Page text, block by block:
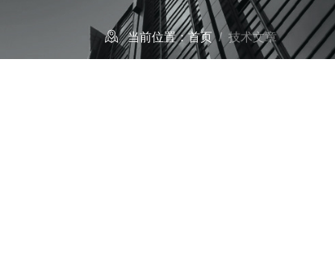
当前位置：首页/ 技术文章